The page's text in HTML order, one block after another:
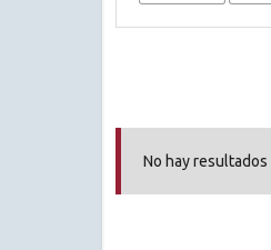
No hay resultados